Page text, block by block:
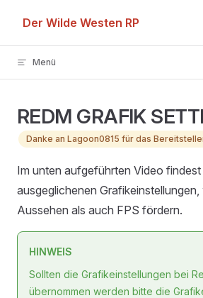
Skip to content
Der Wilde Westen RP
Menü
REDM GRAFIK
Danke an Lagoon0815 für das
Im unten aufgeführten Video
ausgeglichenen
Aussehen als auch FPS fördern.
HINWEIS
Sollten die Grafikeinstellungen bei
übernommen werden bitte die